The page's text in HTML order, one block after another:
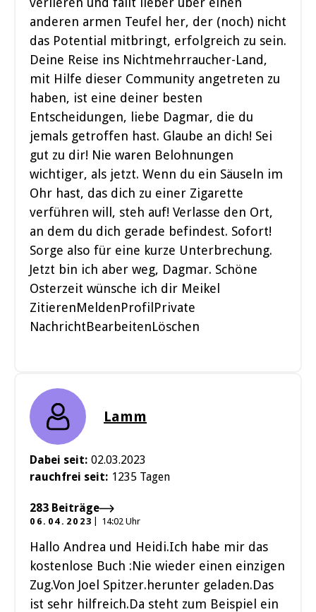
anderen armen Teufel her, der (noch) nicht
das Potential mitbringt, erfolgreich zu sein.
Deine Reise ins Nichtmehrraucher-Land,
mit Hilfe dieser Community angetreten zu
haben, ist eine deiner besten
Entscheidungen, liebe Dagmar, die du
jemals getroffen hast. Glaube an dich! Sei
gut zu dir! Nie waren Belohnungen
wichtiger, als jetzt. Wenn du ein Säuseln im
Ohr hast, das dich zu einer Zigarette
verführen will, steh auf! Verlasse den Ort,
an dem du dich gerade befindest. Sofort!
Sorge also für eine kurze Unterbrechung.
Jetzt bin ich aber weg, Dagmar. Schöne
Osterzeit wünsche ich dir Meikel
ZitierenMeldenProfilPrivate
NachrichtBearbeitenLöschen
Lamm
Dabei seit: 02.03.2023
rauchfrei seit: 1235 Tagen
283 Beiträge
06.04.2023 14:02 Uhr
Hallo Andrea und Heidi.Ich habe mir das
kostenlose Buch :Nie wieder einen einzigen
Zug.Von Joel Spitzer.herunter geladen.Das
ist sehr hilfreich.Da steht zum Beispiel ein